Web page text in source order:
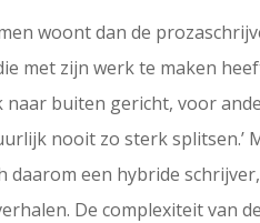
woont dan de
met zijn werk te maken
naar buiten gericht, voor
nooit zo sterk splitsen.’
daarom een hybride
De complexiteit van